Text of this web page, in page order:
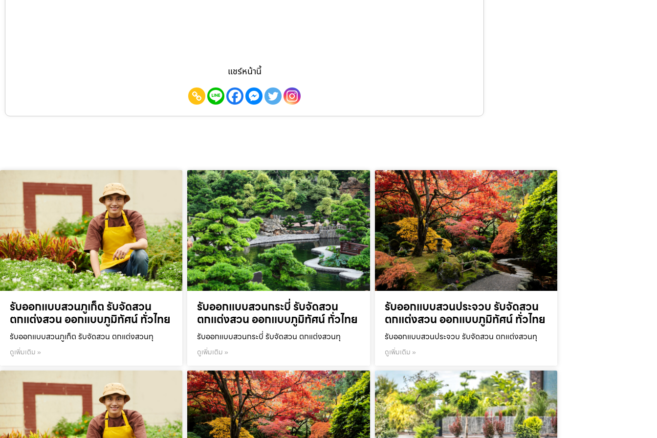
แชร์หน้านี้
รับออกแบบสวนภูเก็ต รับจัดสวน
ตกแต่งสวน ออกแบบภูมิทัศน์ ทั่วไทย
รับออกแบบสวนภูเก็ต รับจัดสวน ตกแต่งสวนทุ
ดูเพิ่มเติม »
รับออกแบบสวนกระบี่ รับจัดสวน
ตกแต่งสวน ออกแบบภูมิทัศน์ ทั่วไทย
รับออกแบบสวนกระบี่ รับจัดสวน ตกแต่งสวนทุ
ดูเพิ่มเติม »
รับออกแบบสวนประจวบ รับจัดสวน
ตกแต่งสวน ออกแบบภูมิทัศน์ ทั่วไทย
รับออกแบบสวนประจวบ รับจัดสวน ตกแต่งสวนทุ
ดูเพิ่มเติม »